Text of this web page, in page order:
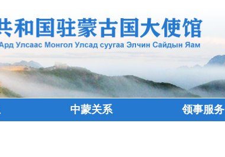
中蒙关系 领事服务